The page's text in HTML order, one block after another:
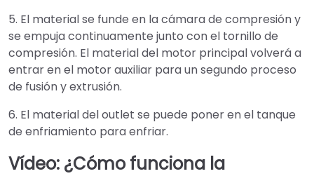
5. El material se funde en la cámara de compresión y
se empuja continuamente junto con el tornillo de
compresión. El material del motor principal volverá a
entrar en el motor auxiliar para un segundo proceso
de fusión y extrusión.
6. El material del outlet se puede poner en el tanque
de enfriamiento para enfriar.
Vídeo: ¿Cómo funciona la